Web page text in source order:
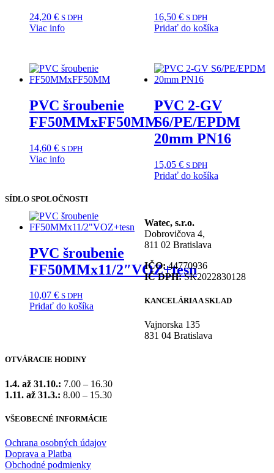
24,20 € S DPH
Viac info
16,50 € S DPH
Pridať do košíka
PVC šroubenie
FF50MMxFF50MM
14,60 € S DPH
Viac info
PVC 2-GV
S6/PE/EPDM
20mm PN16
15,05 € S DPH
Pridať do košíka
PVC šroubenie
FF50MMx11/2″VOZ+tesn
10,07 € S DPH
Pridať do košíka
SÍDLO SPOLOČNOSTI
Watec, s.r.o.
Dobrovičova 4,
811 02 Bratislava
IČO:44770936
IČ DPH:SK2022830128
KANCELÁRIA A SKLAD
Vajnorska 135
831 04 Bratislava
OTVÁRACIE HODINY
1.4. až 31.10.: 7.00 – 16.30
1.11. až 31.3.: 8.00 – 15.30
VŠEOBECNÉ INFORMÁCIE
Ochrana osobných údajov
Doprava a Platba
Obchodné podmienky